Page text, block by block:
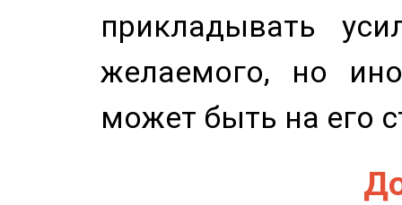
прикладывать
желаемого, но
может быть на его